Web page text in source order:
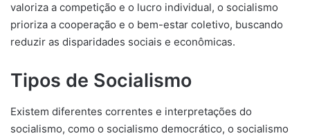
valoriza a competição e o lucro individual, o socialismo
prioriza a cooperação e o bem-estar coletivo, buscando
reduzir as disparidades sociais e econômicas.
Tipos de Socialismo
Existem diferentes correntes e interpretações do
socialismo, como o socialismo democrático, o socialismo